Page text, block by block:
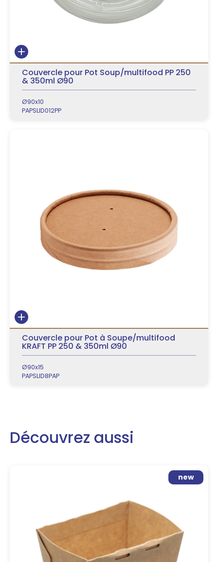
Couvercle pour Pot Soup/multifood PP 250
& 350ml Ø90
Ø90x10
PAPSLID012PP
Couvercle pour Pot à Soupe/multifood
KRAFT PP 250 & 350ml Ø90
Ø90x15
PAPSLID8PAP
Découvrez aussi
new